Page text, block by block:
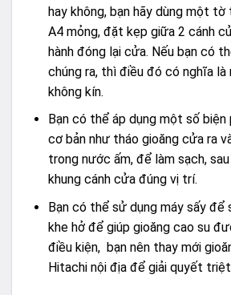
hay không, bạn hãy dùng một
A4 mỏng, đặt kẹp giữa 2 cánh
hành đóng lại cửa. Nếu bạn có
chúng ra, thì điều đó có nghĩa
không kín.
Bạn có thể áp dụng một số biện
cơ bản như tháo gioăng cửa ra
trong nước ấm, để làm sạch,
khung cánh cửa đúng vị trí.
Bạn có thể sử dụng máy sấy để
khe hở để giúp gioăng cao su
điều kiện, bạn nên thay mới
Hitachi nội địa để giải quyết